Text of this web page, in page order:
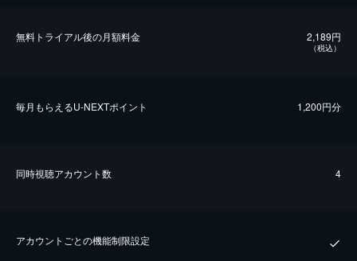
無料トライアル後の⽉額料金 2,189円
（税込）
毎⽉もらえるU-NEXTポイント 1,200円分
同時視聴アカウント数 4
アカウントごとの機能制限設定